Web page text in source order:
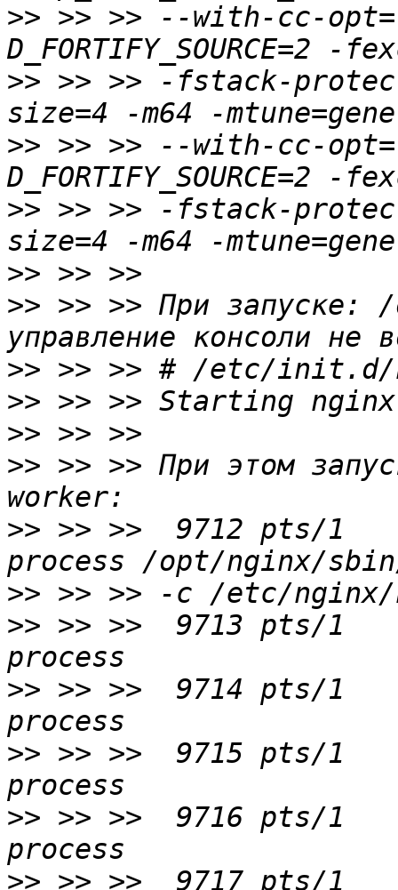
>> >> >> --with-cc-
>> >> >> -fstack-
>> >> >> --with-cc-
>> >> >> -fstack-
>>
>> >> >> При
>>
>>
>>
>> >> >> При этом
>> >> >>  9712 pts/1
>>
>> >> >>  9713 pts/1
>> >> >>  9714 pts/1
>> >> >>  9715 pts/1
>> >> >>  9716 pts/1
>> >> >>  9717 pts/1